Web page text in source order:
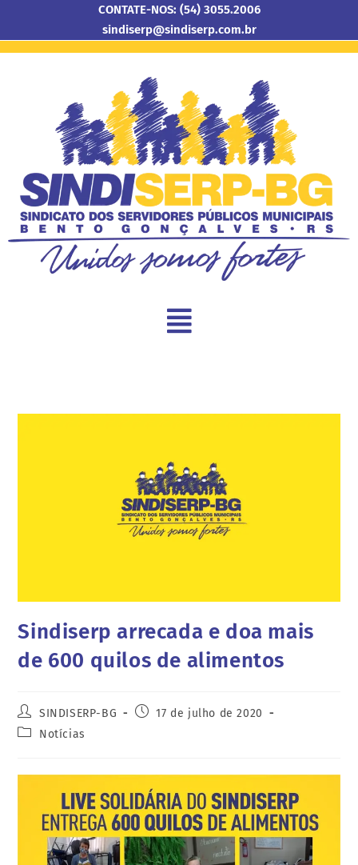
CONTATE-NOS: (54) 3055.2006
sindiserp@sindiserp.com.br
Sindiserp arrecada e doa mais
de 600 quilos de alimentos
SINDISERP-BG
17 de julho de 2020
Notícias